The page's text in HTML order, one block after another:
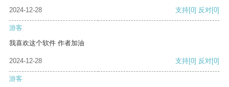
2024-12-28 支持[0] 反对[0]
游客
我喜欢这个软件 作者加油
2024-12-28 支持[0] 反对[0]
游客